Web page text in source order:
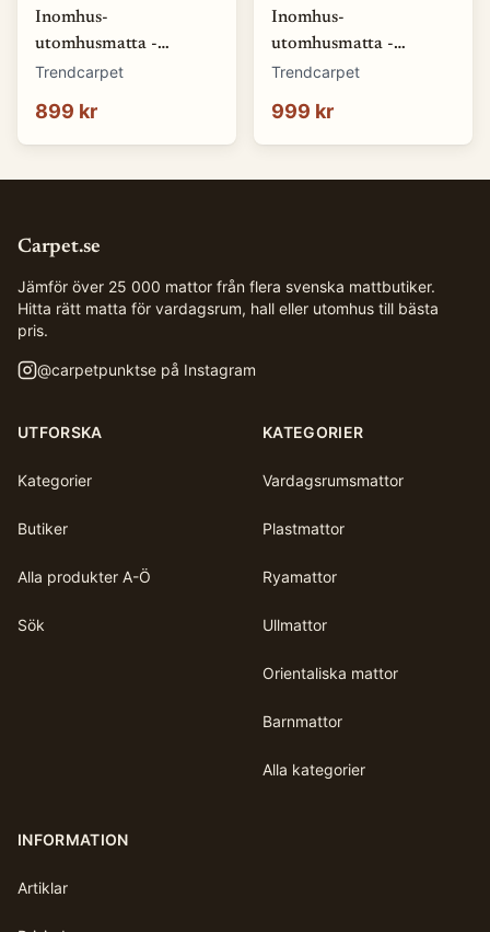
Inomhus-
utomhusmatta -
Winona (grå) (Storlek:
Trendcarpet
899 kr
Inomhus-
utomhusmatta -
Winona (orange)
Trendcarpet
999 kr
Carpet.se
Jämför över 25 000 mattor från flera svenska mattbutiker.
Hitta rätt matta för vardagsrum, hall eller utomhus till bästa
pris.
@carpetpunktse på Instagram
UTFORSKA
Kategorier
Butiker
Alla produkter A-Ö
Sök
KATEGORIER
Vardagsrumsmattor
Plastmattor
Ryamattor
Ullmattor
Orientaliska mattor
Barnmattor
Alla kategorier
INFORMATION
Artiklar